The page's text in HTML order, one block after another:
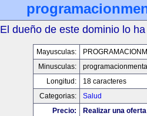
El dueño de este dominio lo
Mayusculas:
Minusculas:
Longitud:
18 caracteres
Categorias:
Salud
Precio:
Realizar una